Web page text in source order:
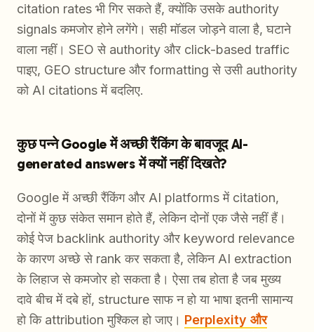
citation rates भी गिर सकते हैं, क्योंकि उसके authority
signals कमजोर होने लगेंगे। सही मॉडल जोड़ने वाला है, घटाने
वाला नहीं। SEO से authority और click-based traffic
पाइए, GEO structure और formatting से उसी authority
को AI citations में बदलिए.
कुछ पन्ने Google में अच्छी रैंकिंग के बावजूद AI-
generated answers में क्यों नहीं दिखते?
Google में अच्छी रैंकिंग और AI platforms में citation,
दोनों में कुछ संकेत समान होते हैं, लेकिन दोनों एक जैसे नहीं हैं।
कोई पेज backlink authority और keyword relevance
के कारण अच्छे से rank कर सकता है, लेकिन AI extraction
के लिहाज से कमजोर हो सकता है। ऐसा तब होता है जब मुख्य
दावे बीच में दबे हों, structure साफ न हो या भाषा इतनी सामान्य
हो कि attribution मुश्किल हो जाए। Perplexity और